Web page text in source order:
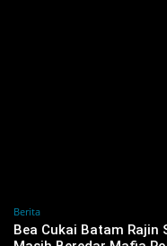
Berita
‎Bea Cukai Batam